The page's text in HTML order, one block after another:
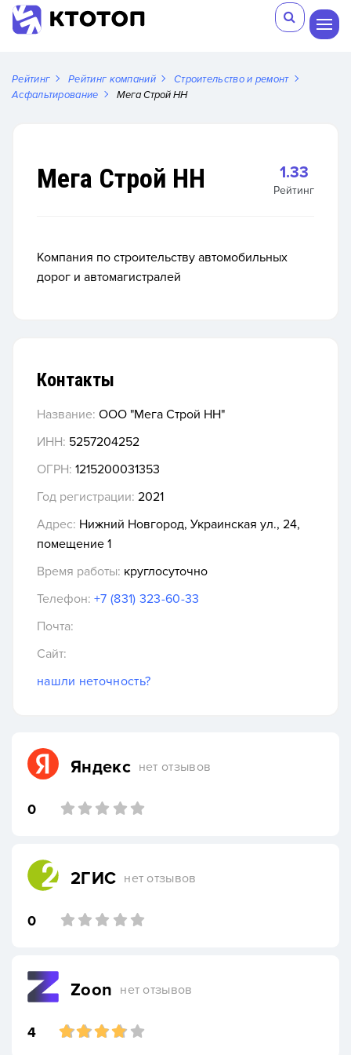
Рейтинг Рейтинг компаний
Строительство и ремонт
Асфальтирование
Мега Строй НН
Мега Строй НН 1.33
Рейтинг
Компания по строительству автомобильных
дорог и автомагистралей
Контакты
Название: ООО "Мега Строй НН"
ИНН: 5257204252
ОГРН: 1215200031353
Год регистрации: 2021
Адрес: Нижний Новгород, Украинская ул., 24,
помещение 1
Время работы: круглосуточно
Телефон: +7 (831) 323-60-33
Почта:
Сайт:
нашли неточность?
Яндекс нет отзывов
0
2ГИС нет отзывов
0
Zoon нет отзывов
4